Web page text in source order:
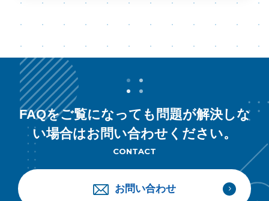
FAQをご覧になっても問題が解決しな
い場合はお問い合わせください。
CONTACT
お問い合わせ